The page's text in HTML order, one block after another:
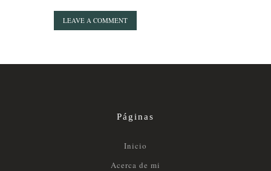
Páginas
Inicio
Acerca de mi